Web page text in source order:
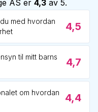
AS er 4,3 av 5.
med hvordan
4,5
til mitt barns
4,7
om hvordan
4,4